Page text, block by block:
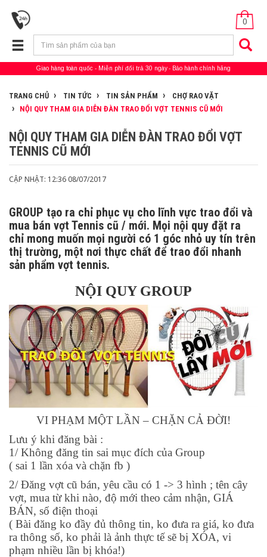
0
Giao hàng toàn quốc Miễn phí đổi trả 30 ngày Bảo hành chính hãng
TRANG CHỦ TIN TỨC TIN SẢN PHẨM
CHỢ RAO VẶT
NỘI QUY THAM GIA DIỄN ĐÀN TRAO ĐỔI VỢT TENNIS CŨ MỚI
NỘI QUY THAM GIA DIỄN ĐÀN TRAO ĐỔI VỢT
TENNIS CŨ MỚI
CẬP NHẬT: 12:36 08/07/2017
GROUP tạo ra chỉ phục vụ cho lĩnh vực trao đổi và
mua bán vợt Tennis cũ / mới. Mọi nội quy đặt ra
chỉ mong muốn mọi người có 1 góc nhỏ uy tín trên
thị trường, một nơi thực chất để trao đổi nhanh
sản phẩm vợt tennis.
NỘI QUY GROUP
VI PHẠM MỘT LẦN – CHẶN CẢ ĐỜI!
Lưu ý khi đăng bài :
1/ Không đăng tin sai mục đích của Group
( sai 1 lần xóa và chặn fb )
2/ Đăng vợt cũ bán, yêu cầu có 1 -> 3 hình ; tên cây
vợt, mua từ khi nào, độ mới theo cảm nhận, GIÁ
BÁN, số điện thoại
( Bài đăng ko đầy đủ thông tin, ko đưa ra giá, ko đưa
ra thông số, ko phải là ảnh thực tế sẽ bị XÓA, vi
phạm nhiều lần bị khóa!)